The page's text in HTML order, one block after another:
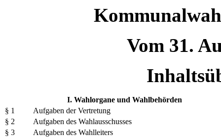
Vom 31.
I. Wahlorgane und Wahlbehörden
§ 1
Aufgaben der Vertretung
§ 2
Aufgaben des Wahlausschusses
§ 3
Aufgaben des Wahlleiters